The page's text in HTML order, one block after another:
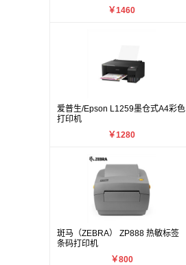
￥1460
爱普生/Epson L1259墨仓式A4彩色
打印机
￥1280
斑马（ZEBRA） ZP888 热敏标签
条码打印机
￥800